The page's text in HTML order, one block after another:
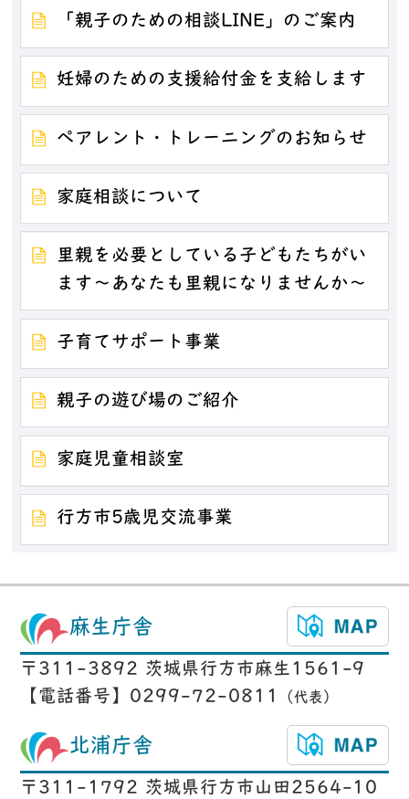
「親子のための相談LINE」のご案内
妊婦のための支援給付金を支給します
ペアレント・トレーニングのお知らせ
家庭相談について
里親を必要としている子どもたちがい
ます～あなたも里親になりませんか～
子育てサポート事業
親子の遊び場のご紹介
家庭児童相談室
行方市5歳児交流事業
麻生庁舎
〒311-3892 茨城県行方市麻生1561-9
【電話番号】0299-72-0811
（代表）
北浦庁舎
〒311-1792 茨城県行方市山田2564-10